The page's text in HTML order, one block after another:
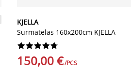
KJELLA
Surmatelas 160x200cm KJELLA






150,00 €/PCS